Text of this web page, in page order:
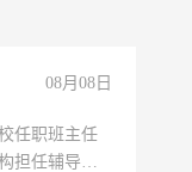
08月08日
任职班主任
担任辅导教